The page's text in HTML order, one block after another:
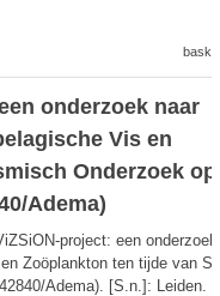
onderzoek naar
Vis en
Onderzoek op
Adema)
een onderzoek
Zoöplankton ten tijde van
Adema). [S.n.]: Leiden.